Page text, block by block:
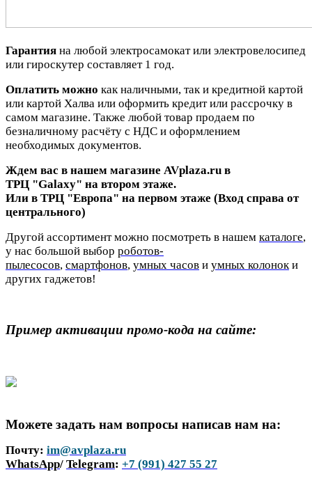
Гарантия на любой электросамокат или электровелосипед
или гироскутер составляет 1 год.
Оплатить можно как наличными, так и кредитной картой
или картой Халва или оформить кредит или рассрочку в
самом магазине. Также любой товар продаем по
безналичному расчёту с НДС и оформлением
необходимых документов.
Ждем вас в нашем магазине AVplaza.ru в
ТРЦ "Galaxy" на втором этаже.
Или в ТРЦ "Европа" на первом этаже (Вход справа от
центрального)
Другой ассортимент можно посмотреть в нашем каталоге,
у нас большой выбор роботов-
пылесосов, смартфонов, умных часов и умных колоноки
других гаджетов!
Пример активации промо-кода на сайте:
Можете задать нам вопросы написав нам на:
Почту: im@avplaza.ru
WhatsApp/ Telegram: +7 (991) 427 55 27